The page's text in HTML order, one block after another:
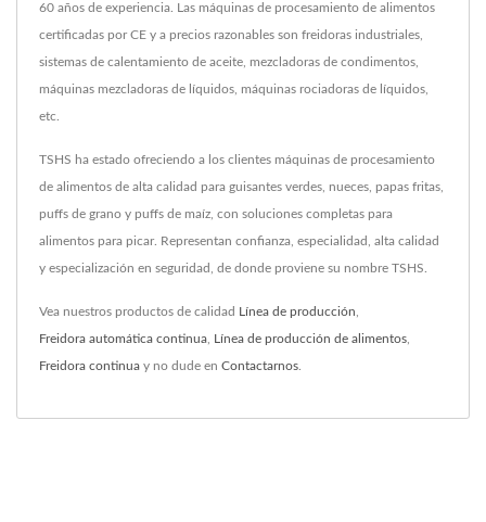
60 años de experiencia. Las máquinas de procesamiento de alimentos
certificadas por CE y a precios razonables son freidoras industriales,
sistemas de calentamiento de aceite, mezcladoras de condimentos,
máquinas mezcladoras de líquidos, máquinas rociadoras de líquidos,
etc.
TSHS ha estado ofreciendo a los clientes máquinas de procesamiento
de alimentos de alta calidad para guisantes verdes, nueces, papas fritas,
puffs de grano y puffs de maíz, con soluciones completas para
alimentos para picar. Representan confianza, especialidad, alta calidad
y especialización en seguridad, de donde proviene su nombre TSHS.
Vea nuestros productos de calidad Línea de producción
Freidora automática continua Línea de producción de alimentos
Freidora continua y no dude en Contactarnos